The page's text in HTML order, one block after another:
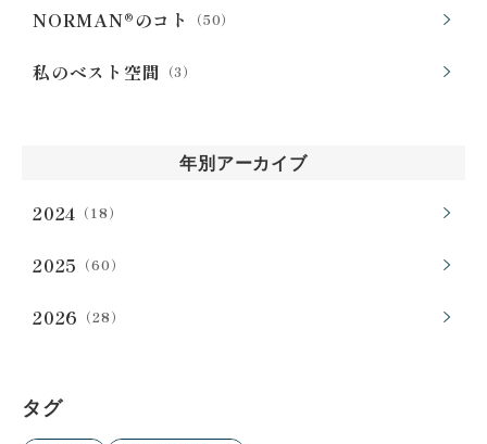
NORMAN®のコト （50）
私のベスト空間 （3）
年別アーカイブ
2024 （18）
2025 （60）
2026 （28）
タグ